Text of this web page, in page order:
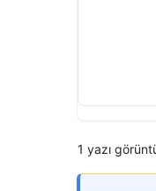
1 yazı